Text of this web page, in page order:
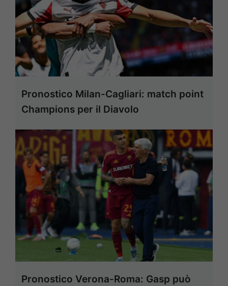
Pronostico Milan-Cagliari: match point
Champions per il Diavolo
Pronostico Verona-Roma: Gasp può